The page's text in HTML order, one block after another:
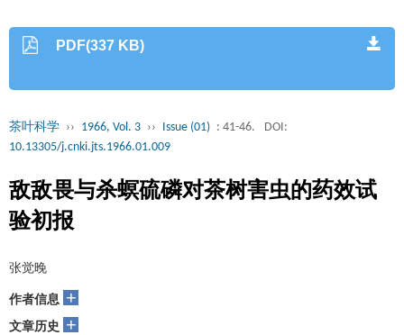
PDF(337 KB)
茶叶科学 ›› 1966, Vol. 3 ›› Issue (01) : 41-46.
DOI:
10.13305/j.cnki.jts.1966.01.009
敌敌畏与杀螟硫磷对茶树害虫的药效试
验初报
张觉晚
作者信息 +
文章历史 +